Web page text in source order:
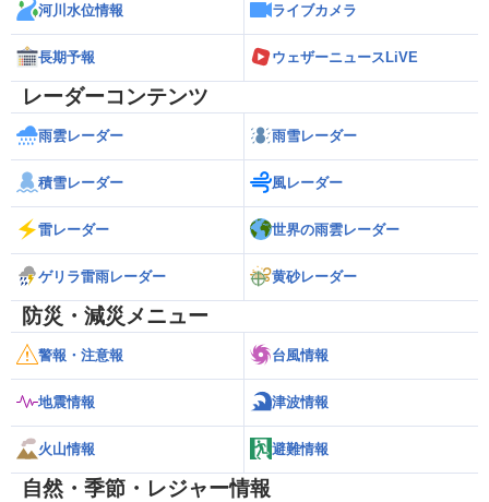
河川水位情報 ライブカメラ
長期予報 ウェザーニュースLiVE
レーダーコンテンツ
雨雲レーダー 雨雪レーダー
積雪レーダー 風レーダー
雷レーダー 世界の雨雲レーダー
ゲリラ雷雨レーダー 黄砂レーダー
防災・減災メニュー
警報・注意報 台風情報
地震情報 津波情報
火山情報 避難情報
自然・季節・レジャー情報